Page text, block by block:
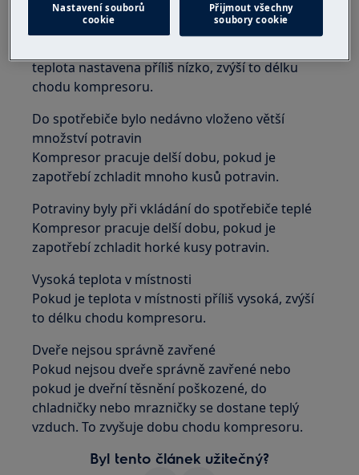
Teplota je nastavena nesprávně
Normální provozní teplota je 4 - 5 °C u
teplota nastavena příliš nízko, zvýší to délku
chodu kompresoru.
Do spotřebiče bylo nedávno vloženo větší
množství potravin
Kompresor pracuje delší dobu, pokud je
zapotřebí zchladit mnoho kusů potravin.
Potraviny byly při vkládání do spotřebiče teplé
Kompresor pracuje delší dobu, pokud je
zapotřebí zchladit horké kusy potravin.
Vysoká teplota v místnosti
Pokud je teplota v místnosti příliš vysoká, zvýší
to délku chodu kompresoru.
Dveře nejsou správně zavřené
Pokud nejsou dveře správně zavřené nebo
pokud je dveřní těsnění poškozené, do
chladničky nebo mrazničky se dostane teplý
vzduch. To zvyšuje dobu chodu kompresoru.
Byl tento článek užitečný?
Nastavení souborů
cookie
Přijmout všechny
soubory cookie